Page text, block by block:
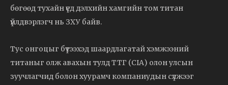
бөгөөд тухайн үед дэлхийн хамгийн том титан
үйлдвэрлэгч нь ЗХУ байв.
Тус онгоцыг бүтээхэд шаардлагатай хэмжээний
титаныг олж авахын тулд ТТГ (CIA) олон улсын
зуучлагчид болон хуурамч компаниудын сүлжээг